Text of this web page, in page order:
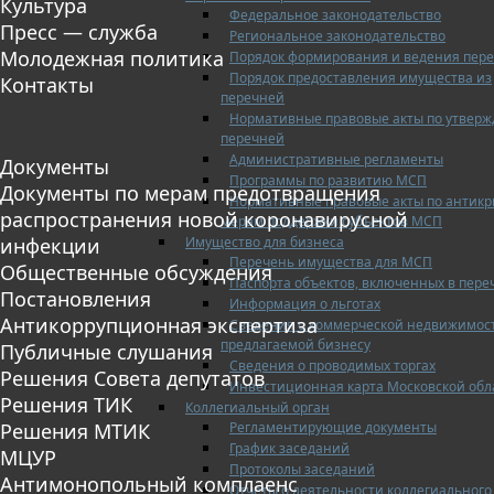
Федеральное законодательство
Региональное законодательство
Порядок формирования и ведения
Порядок предоставления имущества из
перечней
Нормативные правовые акты по
перечней
Административные регламенты
Программы по развитию МСП
Нормативные правовые акты по
мерам поддержки субъектов МСП
Имущество для бизнеса
Перечень имущества для МСП
Паспорта объектов, включенных в
Информация о льготах
Сведения о коммерческой
предлагаемой бизнесу
Сведения о проводимых торгах
Инвестиционная карта Московской
Коллегиальный орган
Регламентирующие документы
График заседаний
Протоколы заседаний
Отчеты о деятельности
Культура
Пресс — служба
Молодежная политика
Контакты
Документы
Документы по мерам предотвращения
распространения новой коронавирусной
инфекции
Общественные обсуждения
Постановления
Антикоррупционная экспертиза
Публичные слушания
Решения Совета депутатов
Решения ТИК
Решения МТИК
МЦУР
Антимонопольный комплаенс